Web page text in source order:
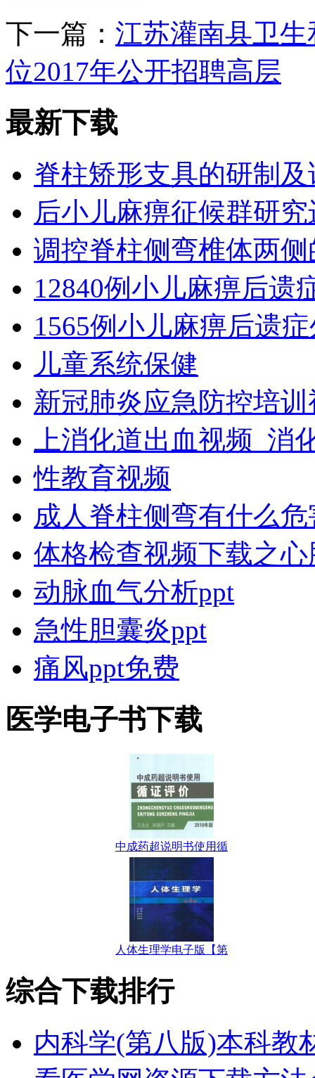
下一篇： 江苏灌南县卫
位2017年公开招聘高层
最新下载
脊柱矫形支具的研制
后小儿麻痹征候群研
调控脊柱侧弯椎体两
12840例小儿麻痹后遗
1565例小儿麻痹后遗
儿童系统保健
新冠肺炎应急防控培
上消化道出血视频_消
性教育视频
成人脊柱侧弯有什么
体格检查视频下载之
动脉血气分析ppt
急性胆囊炎ppt
痛风ppt免费
医学电子书下载
中成药超说明书使用循
人体生理学电子版【第
综合下载排行
内科学(第八版)本科教